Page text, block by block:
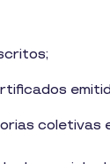
coletivas